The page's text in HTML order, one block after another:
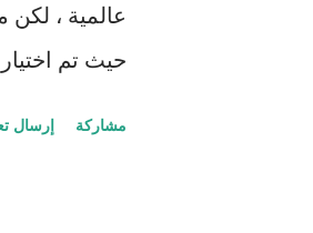
عالمية ، لكن
حيث تم
مشاركة إرسال